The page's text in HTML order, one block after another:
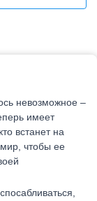
невозможное –
имеет
встанет на
мир, чтобы ее